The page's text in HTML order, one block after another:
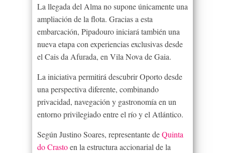
La llegada del Alma no supone únicamente una
ampliación de la flota. Gracias a esta
embarcación, Pipadouro iniciará también una
nueva etapa con experiencias exclusivas desde
el Cais da Afurada, en Vila Nova de Gaia.
La iniciativa permitirá descubrir Oporto desde
una perspectiva diferente, combinando
privacidad, navegación y gastronomía en un
entorno privilegiado entre el río y el Atlántico.
Según Justino Soares, representante deQuinta
do Crastoen la estructura accionarial de la